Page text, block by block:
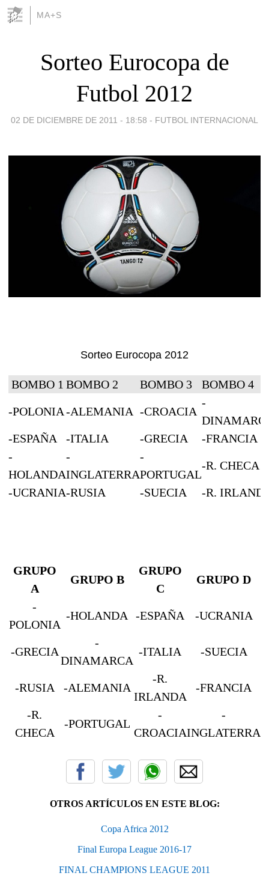
MA+S
Sorteo Eurocopa de
Futbol 2012
02 DE DICIEMBRE DE 2011 - 18:58 - FUTBOL INTERNACIONAL
Sorteo Eurocopa 2012
BOMBO 1 BOMBO 2 BOMBO 3 BOMBO 4
-POLONIA-ALEMANIA -CROACIA
-
-ESPAÑA
-ITALIA -GRECIA
-FRANCIA
-
HOLANDA
-
INGLATERRA
-
PORTUGAL
-R. CHECA
-UCRANIA-RUSIA -SUECIA -R.
GRUPO
A
GRUPO B
GRUPO
C
GRUPO D
-
POLONIA
-HOLANDA -ESPAÑA -UCRANIA
-GRECIA
-
DINAMARCA
-ITALIA -SUECIA
-RUSIA -ALEMANIA
-R.
IRLANDA
-FRANCIA
-R.
CHECA
-PORTUGAL
-
CROACIA
-
INGLATERRA
OTROS ARTÍCULOS EN ESTE BLOG:
Copa Africa 2012
Final Europa League 2016-17
FINAL CHAMPIONS LEAGUE 2011